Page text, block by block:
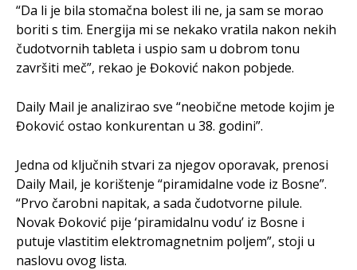
“Da li je bila stomačna bolest ili ne, ja sam se morao
boriti s tim. Energija mi se nekako vratila nakon nekih
čudotvornih tableta i uspio sam u dobrom tonu
završiti meč”, rekao je Đoković nakon pobjede.
Daily Mail je analizirao sve “neobične metode kojim je
Đoković ostao konkurentan u 38. godini”.
Jedna od ključnih stvari za njegov oporavak, prenosi
Daily Mail, je korištenje “piramidalne vode iz Bosne”.
“Prvo čarobni napitak, a sada čudotvorne pilule.
Novak Đoković pije ‘piramidalnu vodu’ iz Bosne i
putuje vlastitim elektromagnetnim poljem”, stoji u
naslovu ovog lista.